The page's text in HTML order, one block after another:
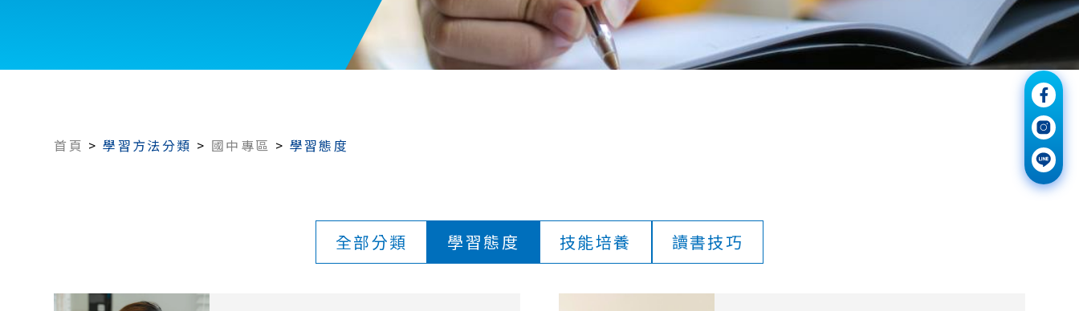
首頁 >學習方法分類 > 國中專區 > 學習態度
全部分類 學習態度 技能培養 讀書技巧